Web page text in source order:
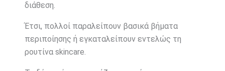
διάθεση.
Έτσι, πολλοί παραλείπουν βασικά βήματα
περιποίησης ή εγκαταλείπουν εντελώς τη
ρουτίνα skincare.